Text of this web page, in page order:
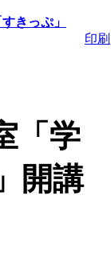
きっぷ」
印刷
「学
開講